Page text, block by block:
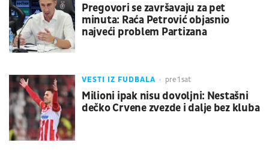
Pregovori se završavaju za pet
minuta: Raća Petrović objasnio
najveći problem Partizana
VESTI IZ FUDBALA pre 1 sat
Milioni ipak nisu dovoljni: Nestašni
dečko Crvene zvezde i dalje bez kluba